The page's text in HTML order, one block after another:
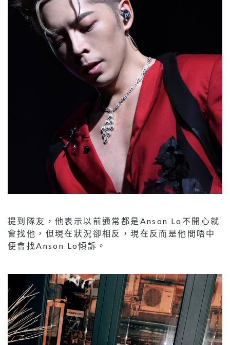
提到隊友，他表示以前通常都是Anson Lo不開心就
會找他，但現在狀況卻相反，現在反而是他間唔中
便會找Anson Lo傾訴。